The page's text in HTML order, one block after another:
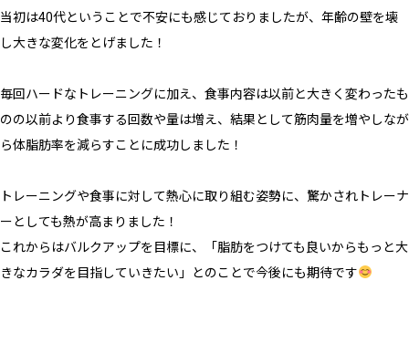
当初は40代ということで不安にも感じておりましたが、年齢の壁を壊
し大きな変化をとげました！
毎回ハードなトレーニングに加え、食事内容は以前と大きく変わったも
のの以前より食事する回数や量は増え、結果として筋肉量を増やしなが
ら体脂肪率を減らすことに成功しました！
トレーニングや食事に対して熱心に取り組む姿勢に、驚かされトレーナ
ーとしても熱が高まりました！
これからはバルクアップを目標に、「脂肪をつけても良いからもっと大
きなカラダを目指していきたい」とのことで今後にも期待です